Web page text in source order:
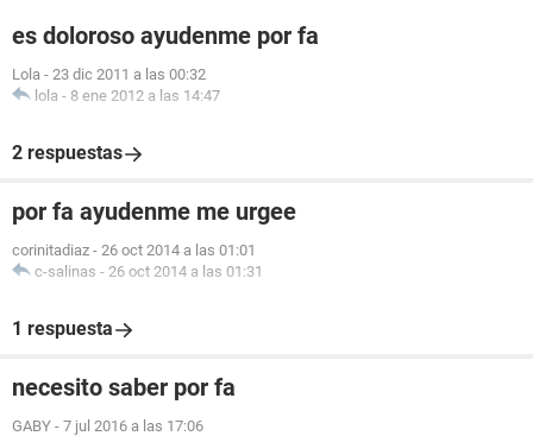
es doloroso ayudenme por fa
Lola - 23 dic 2011 a las 00:32
lola - 8 ene 2012 a las 14:47
2 respuestas
por fa ayudenme me urgee
corinitadiaz - 26 oct 2014 a las 01:01
c-salinas - 26 oct 2014 a las 01:31
1 respuesta
necesito saber por fa
GABY - 7 jul 2016 a las 17:06